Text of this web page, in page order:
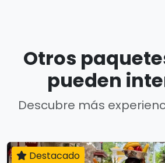
Otros
pueden
Descubre más
Destacado